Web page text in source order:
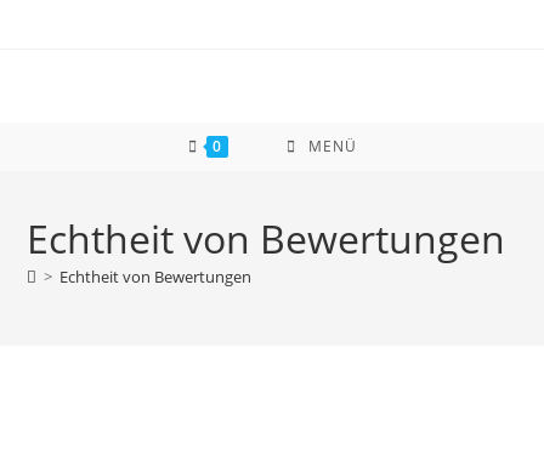
0 MENÜ
Echtheit von Bewertungen
> Echtheit von Bewertungen